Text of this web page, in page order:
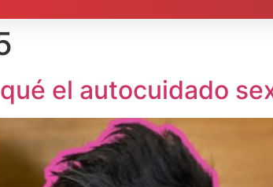
el autocuidado